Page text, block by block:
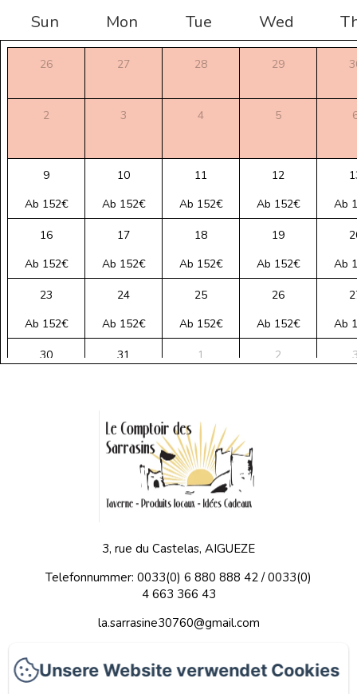
Sun Mon Tue Wed
26 27 28 29
2 3 4 5
9 10 11 12
Ab 152€
Ab 152€ Ab 152€ Ab 152€ Ab
16 17 18 19
Ab 152€
Ab 152€ Ab 152€ Ab 152€ Ab
23 24 25 26
Ab 152€
Ab 152€ Ab 152€ Ab 152€ Ab
30 31 1 2
3, rue du Castelas, AIGUEZE
Telefonnummer: 0033(0) 6 880 888 42 / 0033(0)
4 663 366 43
la.sarrasine30760@gmail.com
Home
Unsere Website verwendet Cookies